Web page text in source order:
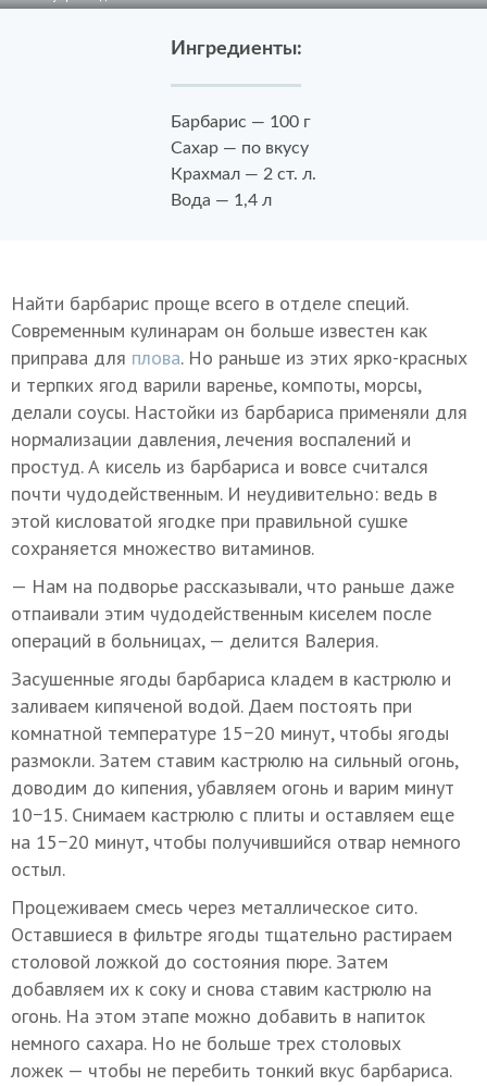
Ингредиенты:
Барбарис — 100 г
Сахар — по вкусу
Крахмал — 2 ст. л.
Вода — 1,4 л
Найти барбарис проще всего в отделе специй.
Современным кулинарам он больше известен как
приправа для плова. Но раньше из этих ярко-красных
и терпких ягод варили варенье, компоты, морсы,
делали соусы. Настойки из барбариса применяли для
нормализации давления, лечения воспалений и
простуд. А кисель из барбариса и вовсе считался
почти чудодейственным. И неудивительно: ведь в
этой кисловатой ягодке при правильной сушке
сохраняется множество витаминов.
— Нам на подворье рассказывали, что раньше даже
отпаивали этим чудодейственным киселем после
операций в больницах, — делится Валерия.
Засушенные ягоды барбариса кладем в кастрюлю и
заливаем кипяченой водой. Даем постоять при
комнатной температуре 15−20 минут, чтобы ягоды
размокли. Затем ставим кастрюлю на сильный огонь,
доводим до кипения, убавляем огонь и варим минут
10−15. Снимаем кастрюлю с плиты и оставляем еще
на 15−20 минут, чтобы получившийся отвар немного
остыл.
Процеживаем смесь через металлическое сито.
Оставшиеся в фильтре ягоды тщательно растираем
столовой ложкой до состояния пюре. Затем
добавляем их к соку и снова ставим кастрюлю на
огонь. На этом этапе можно добавить в напиток
немного сахара. Но не больше трех столовых
ложек — чтобы не перебить тонкий вкус барбариса.